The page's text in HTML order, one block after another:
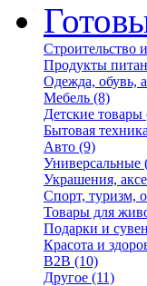
Строительство
Продукты
Одежда, обувь,
Мебель (8)
Детские товары
Бытовая
Авто (9)
Универсальные
Украшения,
Спорт, туризм,
Товары для
Подарки и
Красота и
B2B (10)
Другое (11)